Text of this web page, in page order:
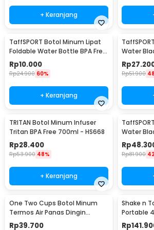
Rincian yang Anda dapatkan untuk pembelian
1 xHip Flask Stainless Steel Botol Minum
+ Keranjang
TaffSPORT Botol Minum Lipat
Foldable Water Bottle BPA Free
700ml - S29
Rp10.000
Rp24.900 60%
+ Keranjang
Water
Hydration
Rp
Rp51.900
TRITAN Botol Minum Infuser
Tritan BPA Free 700ml - HS668
Rp28.400
Rp53.900 48%
+ Keranjang
Water
Hydration
Rp
Rp81.900
One Two Cups Botol Minum
Termos Air Panas Dingin
Stainless Steel 260ml -
Rp39.700
Shake n
Portable
VT-04
Rp